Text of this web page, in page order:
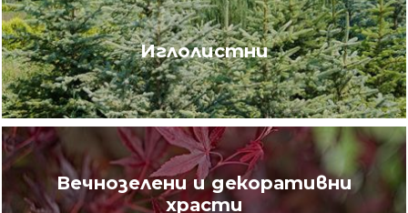
Иглолистни
Вечнозелени и декоративни
храсти